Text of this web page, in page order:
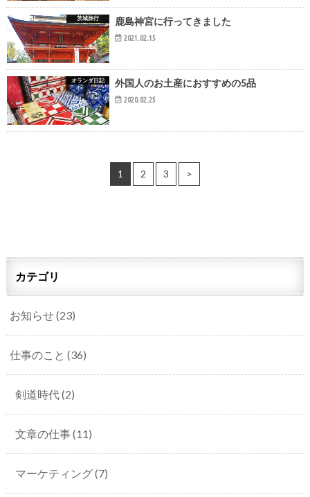
茨城旅行 鹿島神宮に行ってきました
2021.02.15
オランダ日記 外国人のお土産におすすめの5品
2020.02.25
1 2 3 >
カテゴリ
お知らせ(23)
仕事のこと (36)
剣道時代(2)
文章の仕事(11)
マーケティング(7)